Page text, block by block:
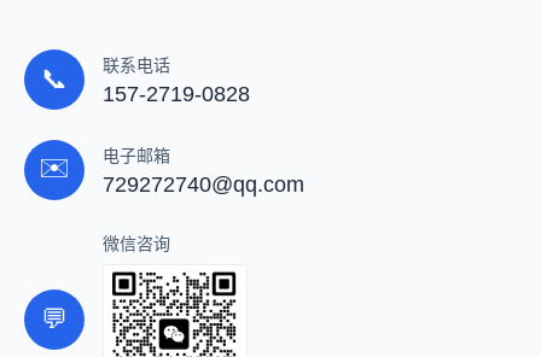
📞 联系电话
157-2719-0828
✉️ 电子邮箱
729272740@qq.com
💬
微信咨询